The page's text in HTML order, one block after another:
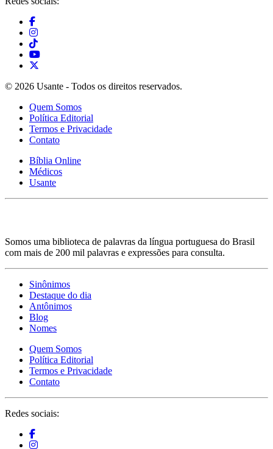
© 2026 Usante - Todos os direitos reservados.
Quem Somos
Política Editorial
Termos e Privacidade
Contato
Bíblia Online
Médicos
Usante
Somos uma biblioteca de palavras da língua portuguesa do Brasil
com mais de 200 mil palavras e expressões para consulta.
Sinônimos
Destaque do dia
Antônimos
Blog
Nomes
Quem Somos
Política Editorial
Termos e Privacidade
Contato
Redes sociais: